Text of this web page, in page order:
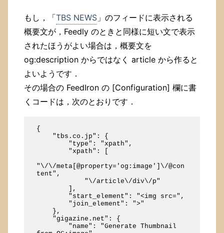
もし，「TBS NEWS 」のフィードに表示される
概要文が，Feedly のときと同様に短い文で表示
されたほうがよい場合は，概要文を
og:description からではなく article から作ると
よいようです．
その場合の FeedIron の [Configuration] 欄に書
くコードは，次のとおりです．
{
"\/\/meta[@property='og:image']\/@con
tent",